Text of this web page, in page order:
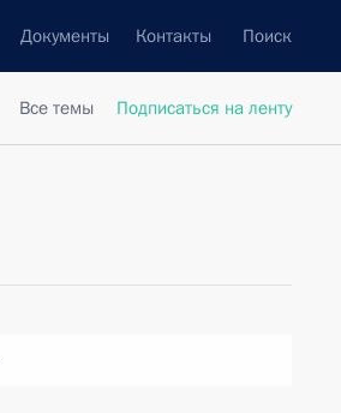
Документы Контакты Поиск
Все темы Подписаться на ленту